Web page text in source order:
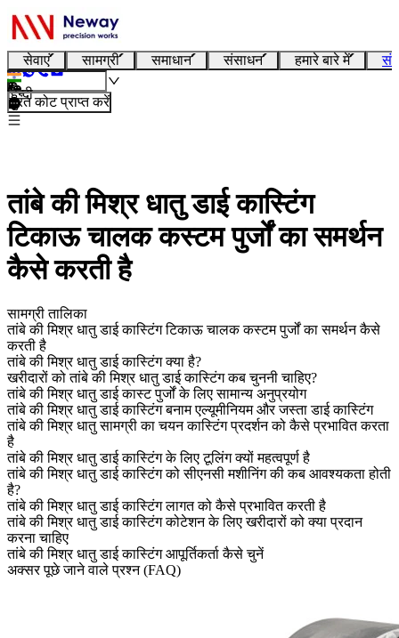
सेवाएं सामग्री समाधान संसाधन हमारे बारे में
हिन्दी
तुरंत कोट प्राप्त करें
तांबे की मिश्र धातु डाई कास्टिंग
टिकाऊ चालक कस्टम पुर्जों का समर्थन
कैसे करती है
सामग्री तालिका
तांबे की मिश्र धातु डाई कास्टिंग टिकाऊ चालक कस्टम पुर्जों का समर्थन कैसे
करती है
तांबे की मिश्र धातु डाई कास्टिंग क्या है?
खरीदारों को तांबे की मिश्र धातु डाई कास्टिंग कब चुननी चाहिए?
तांबे की मिश्र धातु डाई कास्ट पुर्जों के लिए सामान्य अनुप्रयोग
तांबे की मिश्र धातु डाई कास्टिंग बनाम एल्यूमीनियम और जस्ता डाई कास्टिंग
तांबे की मिश्र धातु सामग्री का चयन कास्टिंग प्रदर्शन को कैसे प्रभावित करता
है
तांबे की मिश्र धातु डाई कास्टिंग के लिए टूलिंग क्यों महत्वपूर्ण है
तांबे की मिश्र धातु डाई कास्टिंग को सीएनसी मशीनिंग की कब आवश्यकता होती
है?
तांबे की मिश्र धातु डाई कास्टिंग लागत को कैसे प्रभावित करती है
तांबे की मिश्र धातु डाई कास्टिंग कोटेशन के लिए खरीदारों को क्या प्रदान
करना चाहिए
तांबे की मिश्र धातु डाई कास्टिंग आपूर्तिकर्ता कैसे चुनें
अक्सर पूछे जाने वाले प्रश्न (FAQ)